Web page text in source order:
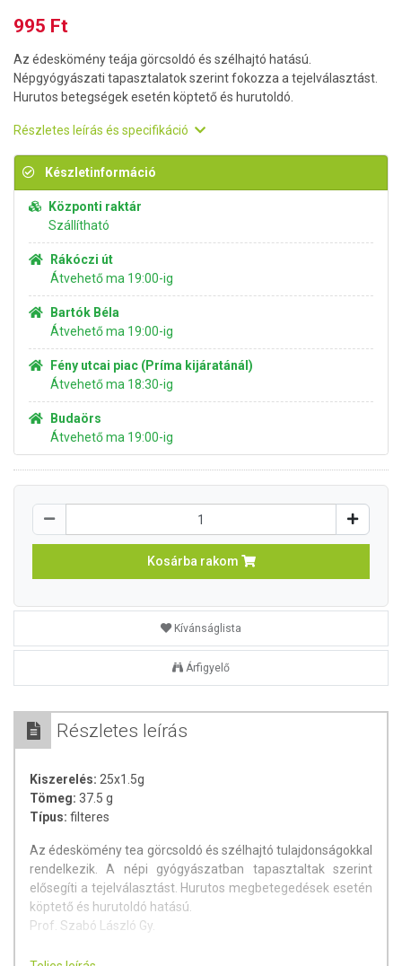
995 Ft
Az édeskömény teája görcsoldó és szélhajtó hatású.
Népgyógyászati tapasztalatok szerint fokozza a tejelválasztást.
Hurutos betegségek esetén köptető és hurutoldó.
Részletes leírás és specifikáció
Készletinformáció
Központi raktár
Szállítható
Rákóczi út
Átvehető ma 19:00-ig
Bartók Béla
Átvehető ma 19:00-ig
Fény utcai piac (Príma kijáratánál)
Átvehető ma 18:30-ig
Budaörs
Átvehető ma 19:00-ig
Kosárba rakom
Kívánságlista
Árfigyelő
Részletes leírás
Kiszerelés: 25x1.5g
Tömeg: 37.5 g
Típus: filteres
Az édeskömény tea görcsoldó és szélhajtó tulajdonságokkal
rendelkezik. A népi gyógyászatban tapasztaltak szerint
elősegíti a tejelválasztást. Hurutos megbetegedések esetén
köptető és hurutoldó hatású.
Prof. Szabó László Gy.
A tea nem tartalmaz koffeint, tartósítószert és aromát.